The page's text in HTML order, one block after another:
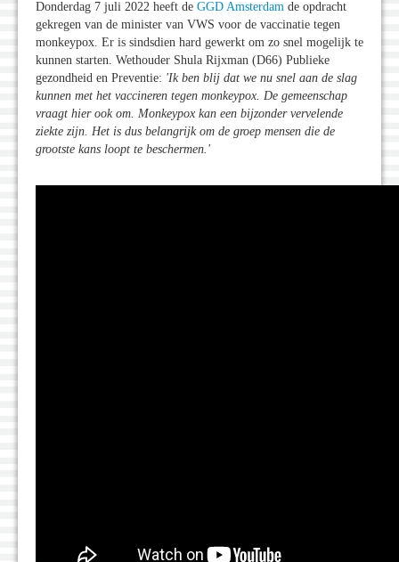
Donderdag 7 juli 2022 heeft de GGD Amsterdam de opdracht
gekregen van de minister van VWS voor de vaccinatie tegen
monkeypox. Er is sindsdien hard gewerkt om zo snel mogelijk te
kunnen starten. Wethouder Shula Rijxman (D66) Publieke
gezondheid en Preventie: 'Ik ben blij dat we nu snel aan de slag
kunnen met het vaccineren tegen monkeypox. De gemeenschap
vraagt hier ook om. Monkeypox kan een bijzonder vervelende
ziekte zijn. Het is dus belangrijk om de groep mensen die de
grootste kans loopt te beschermen.'